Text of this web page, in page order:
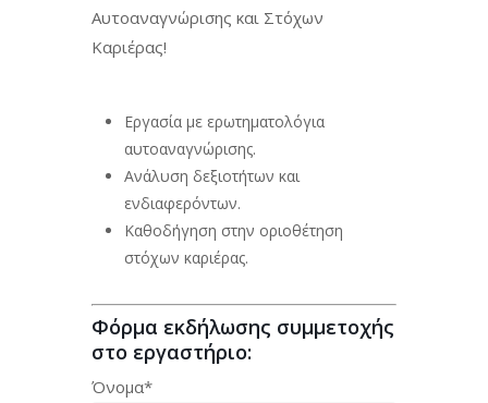
Αυτοαναγνώρισης και Στόχων
Καριέρας!
Εργασία με ερωτηματολόγια
αυτοαναγνώρισης.
Ανάλυση δεξιοτήτων και
ενδιαφερόντων.
Καθοδήγηση στην οριοθέτηση
στόχων καριέρας.
Φόρμα εκδήλωσης συμμετοχής
στο εργαστήριο:
Όνομα*